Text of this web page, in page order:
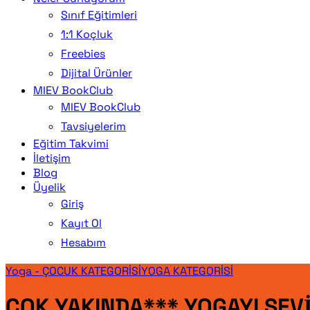
Sınıf Eğitimleri
1:1 Koçluk
Freebies
Dijital Ürünler
MIEV BookClub
MIEV BookClub
Tavsiyelerim
Eğitim Takvimi
İletişim
Blog
Üyelik
Giriş
Kayıt Ol
Hesabım
Yoga - ÇOCUK KATEGORİSİYOGA KATEGORİSİ